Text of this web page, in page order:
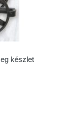
készlet